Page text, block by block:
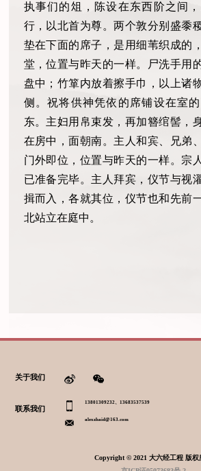
执事们的俎，陈设在东西阶之间
行，以北首为尊。两个敦分别盛黍
垫在下面的席子，是用细苇织成的
堂，位置与昨天的一样。尸洗手用
盘中；竹箪内放着擦手巾，以上诸
侧。祝将供神凭依的席铺设在室
东。主妇用帛束发，再加簪绾髻，
在房中，面朝南。主人和宾、兄弟
门外即位，位置与昨天的一样。宗
已准备完毕。主人拜宾，仪节与视
揖而入，各就其位，仪节也和先前
北站立在庭中。
关于我们
联系我们
13801309232、13683537539
alexzhaid@163.com
Copyright © 2021 大六经工程 版权